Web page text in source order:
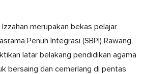
merupakan bekas pelajar
Penuh Integrasi (SBPI) Rawang,
latar belakang pendidikan agama
bersaing dan cemerlang di pentas